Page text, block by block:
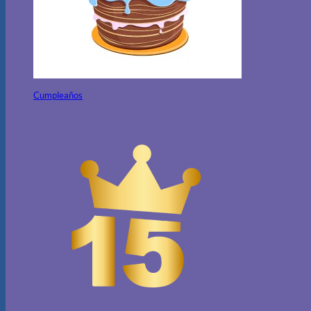
Cumpleaños